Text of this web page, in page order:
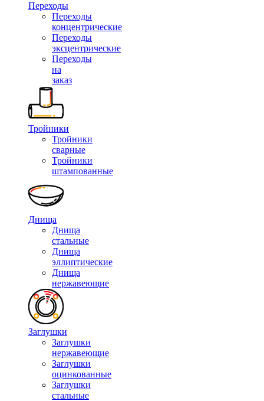
Переходы
Переходы
концентрические
Переходы
эксцентрические
Переходы
на
заказ
Тройники
Тройники
сварные
Тройники
штампованные
Днища
Днища
стальные
Днища
эллиптические
Днища
нержавеющие
Заглушки
Заглушки
нержавеющие
Заглушки
оцинкованные
Заглушки
стальные